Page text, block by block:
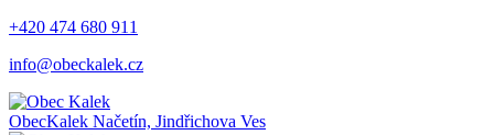
+420 474 680 911
info@obeckalek.cz
ObecKalek Načetín, Jindřichova Ves